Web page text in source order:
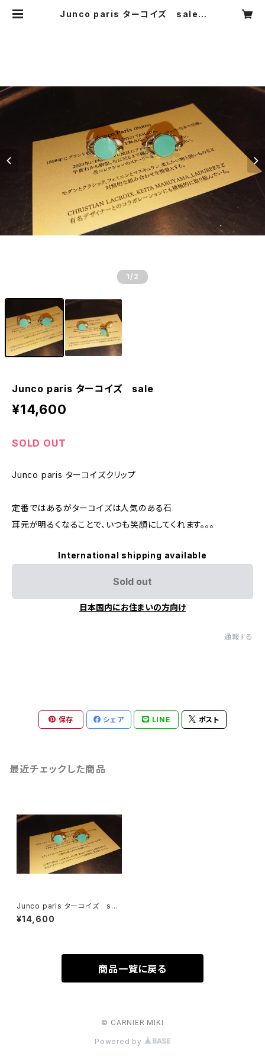
Junco paris ターコイズ sale |
1 /2
Junco paris ターコイズ sale
¥14,600
SOLD OUT
Junco paris ターコイズクリップ
定番ではあるがターコイズは人気のある石
耳元が明るくなることで、いつも笑顔にしてくれます。。。
International shipping available
Sold out
日本国内にお住まいの方向け
通報する
保存 シェア LINE ポスト
最近チェックした商品
Junco paris ターコイズ sal
e
¥14,600
商品一覧に戻る
© CARNIER MIKI
Powered by